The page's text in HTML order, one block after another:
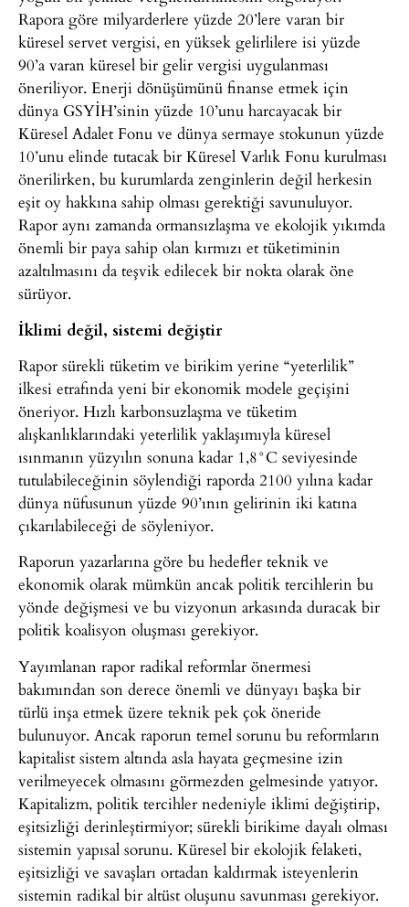
Rapora göre milyarderlere yüzde 20’lere varan bir
küresel servet vergisi, en yüksek gelirlilere isi yüzde
90’a varan küresel bir gelir vergisi uygulanması
öneriliyor. Enerji dönüşümünü finanse etmek için
dünya GSYİH’sinin yüzde 10’unu harcayacak bir
Küresel Adalet Fonu ve dünya sermaye stokunun yüzde
10’unu elinde tutacak bir Küresel Varlık Fonu kurulması
önerilirken, bu kurumlarda zenginlerin değil herkesin
eşit oy hakkına sahip olması gerektiği savunuluyor.
Rapor aynı zamanda ormansızlaşma ve ekolojik yıkımda
önemli bir paya sahip olan kırmızı et tüketiminin
azaltılmasını da teşvik edilecek bir nokta olarak öne
sürüyor.
İklimi değil, sistemi değiştir
Rapor sürekli tüketim ve birikim yerine “yeterlilik”
ilkesi etrafında yeni bir ekonomik modele geçişini
öneriyor. Hızlı karbonsuzlaşma ve tüketim
alışkanlıklarındaki yeterlilik yaklaşımıyla küresel
ısınmanın yüzyılın sonuna kadar 1,8°C seviyesinde
tutulabileceğinin söylendiği raporda 2100 yılına kadar
dünya nüfusunun yüzde 90’ının gelirinin iki katına
çıkarılabileceği de söyleniyor.
Raporun yazarlarına göre bu hedefler teknik ve
ekonomik olarak mümkün ancak politik tercihlerin bu
yönde değişmesi ve bu vizyonun arkasında duracak bir
politik koalisyon oluşması gerekiyor.
Yayımlanan rapor radikal reformlar önermesi
bakımından son derece önemli ve dünyayı başka bir
türlü inşa etmek üzere teknik pek çok öneride
bulunuyor. Ancak raporun temel sorunu bu reformların
kapitalist sistem altında asla hayata geçmesine izin
verilmeyecek olmasını görmezden gelmesinde yatıyor.
Kapitalizm, politik tercihler nedeniyle iklimi değiştirip,
eşitsizliği derinleştirmiyor; sürekli birikime dayalı olması
sistemin yapısal sorunu. Küresel bir ekolojik felaketi,
eşitsizliği ve savaşları ortadan kaldırmak isteyenlerin
sistemin radikal bir altüst oluşunu savunması gerekiyor.